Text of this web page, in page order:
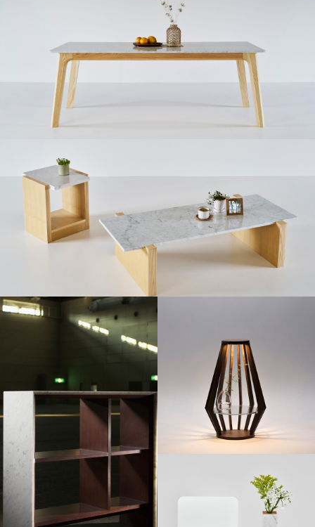
Dining table UB-06
Living table UB-07・Side table UB-09